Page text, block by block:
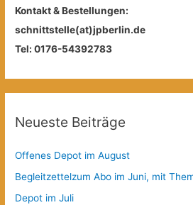
Kontakt & Bestellungen:
schnittstelle(at)jpberlin.de
Tel: 0176-54392783
Neueste Beiträge
Offenes Depot im August
Begleitzettelzum Abo im Juni, mit
Depot im Juli